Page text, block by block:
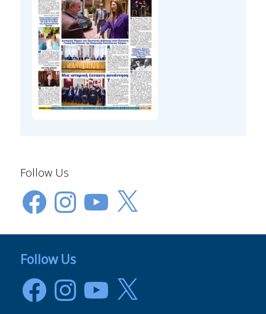
Follow Us
FacebookInstagramYouTube
X
Follow Us
FacebookInstagramYouTube
X